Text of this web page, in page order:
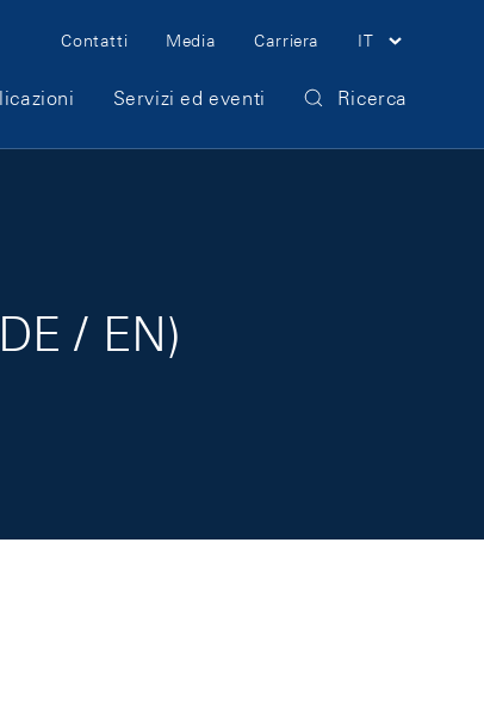
Meta Navigation
Contatti Media Carriera IT
Servizi ed eventi Ricerca
/ EN)